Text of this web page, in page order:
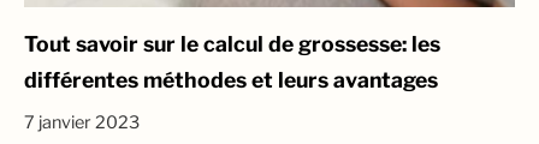
Tout savoir sur le calcul de grossesse: les
différentes méthodes et leurs avantages
7 janvier 2023